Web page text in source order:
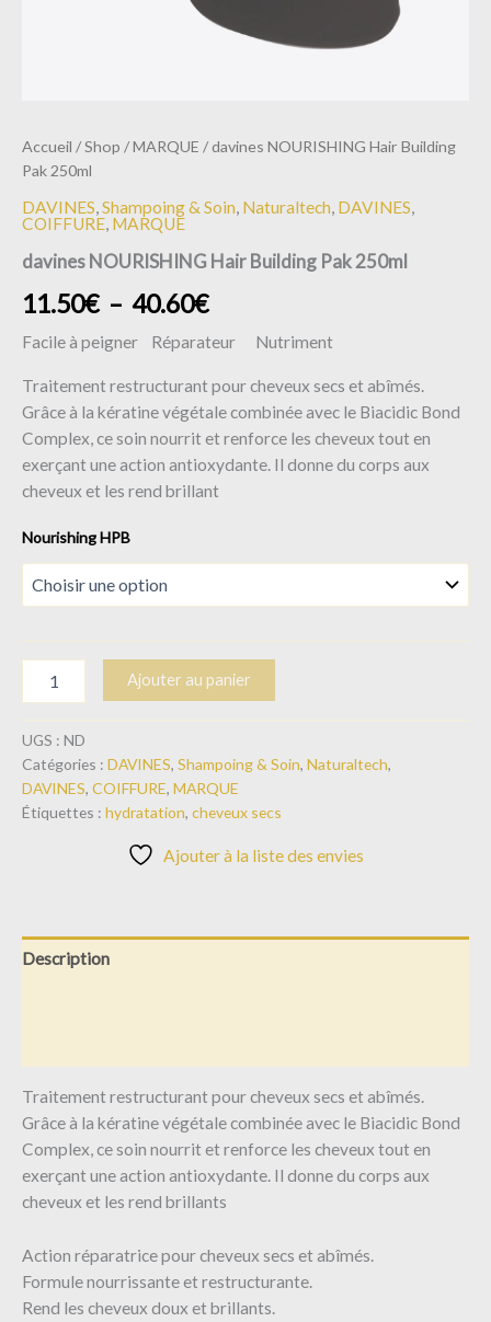
Accueil /Shop /MARQUE / davines NOURISHING Hair Building
Pak 250ml
DAVINES Shampoing & Soin Naturaltech DAVINES
COIFFURE MARQUE
davines NOURISHING Hair Building Pak 250ml
11.50€ – 40.60€
Facile à peigner Réparateur Nutriment
Traitement restructurant pour cheveux secs et abîmés.
Grâce à la kératine végétale combinée avec le Biacidic Bond
Complex, ce soin nourrit et renforce les cheveux tout en
exerçant une action antioxydante. Il donne du corps aux
cheveux et les rend brillant
Nourishing HPB
Ajouter au panier
UGS : ND
Catégories : DAVINES, Shampoing & Soin, Naturaltech,
DAVINES, COIFFURE, MARQUE
Étiquettes : hydratation, cheveux secs
Ajouter à la liste des envies
Description
Traitement restructurant pour cheveux secs et abîmés.
Grâce à la kératine végétale combinée avec le Biacidic Bond
Complex, ce soin nourrit et renforce les cheveux tout en
exerçant une action antioxydante. Il donne du corps aux
cheveux et les rend brillants
Action réparatrice pour cheveux secs et abîmés.
Formule nourrissante et restructurante.
Rend les cheveux doux et brillants.